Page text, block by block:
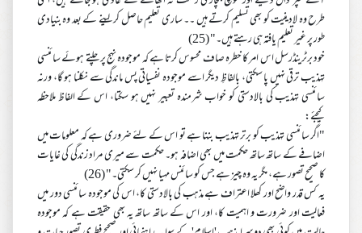
طرح وہ لادینیت کو بھی تسلیم کرتے ہیں ۔۔ ساری تعلیم حاصل کر لینے کے بعد وہ بنیادی
طور پر غیر تعلیم یافتہ ہی رہتے ہیں۔" (25)
خود برٹرینڈرسل اس امر کا خطرہ صاف محسوس کرتا ہے کہ موجودہ نہج پر چلتے ہوئے سائنسی
تہذیب ترقی نہیں پا سکتی، بالفاظِ دیگر اسے موجودہ نفسیاتی پس ماندگی سے نکلنا ہو گا، ورنہ
سائنسی تہذیب کی بالادستی کو خواب شرمندہ تعبیر نہیں ہو سکتا، اس کے الفاظ ملاحظہ
کیجئے:
"اگر سائنسی تہذیب کو برتر تہذیب بننا ہے تو اس کے لئے ضروری ہے کہ معلومات میں
اضافے کے ساتھ ساتھ حکمت میں بھی اضافہ ہو۔ حکمت سے میری مراد زندگی کی غایات
کا صحیح تصور ہے، مگر یہ وہ چیز ہے جس کو سائنس مہیا نہیں کر سکتی۔" (26)
یہ کس قدر واضح اور کھلا اعتراف ہے مذہب کی بالادستی کا، اس کی موجودہ سائنسی دور میں
فعالیت اور ضرورت و اہمیت کا، اور اس کے ساتھ ساتھ یہ بھی حقیقت ہے کہ موجودہ